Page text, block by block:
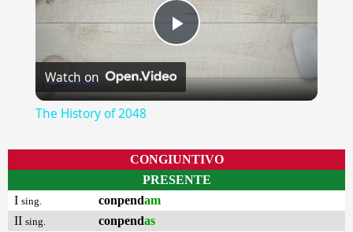
Play
Video
Watch on
The History of 2048
CONGIUNTIVO
PRESENTE
I sing. conpendam
II sing. conpendas